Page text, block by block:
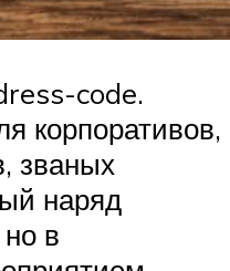
code.
корпоративов,
званых
наряд
в